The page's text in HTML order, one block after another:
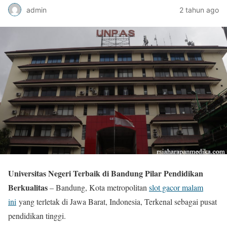
admin 2 tahun ago
Universitas Negeri Terbaik di Bandung Pilar Pendidikan
Berkualitas– Bandung, Kota metropolitan slot gacor malam
ini yang terletak di Jawa Barat, Indonesia, Terkenal sebagai pusat
pendidikan tinggi.